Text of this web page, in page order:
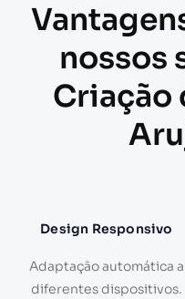
nossos
Criação
Design Responsivo
Adaptação automática a
diferentes dispositivos.